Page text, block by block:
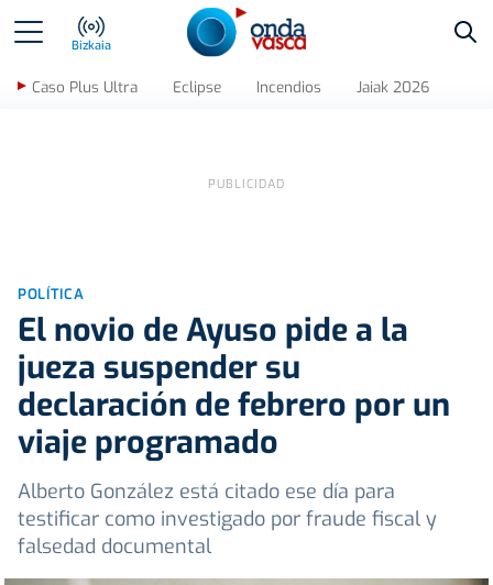
Bizkaia
Caso Plus Ultra Eclipse Incendios Jaiak 2026
POLÍTICA
El novio de Ayuso pide a la
jueza suspender su
declaración de febrero por un
viaje programado
Alberto González está citado ese día para
testificar como investigado por fraude fiscal y
falsedad documental